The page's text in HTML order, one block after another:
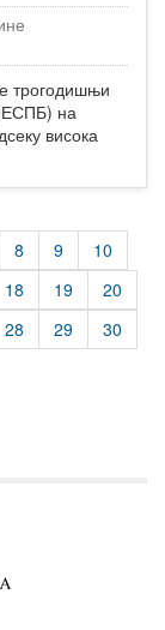
на
висока
8 9
10
18 19
20
28 29
30